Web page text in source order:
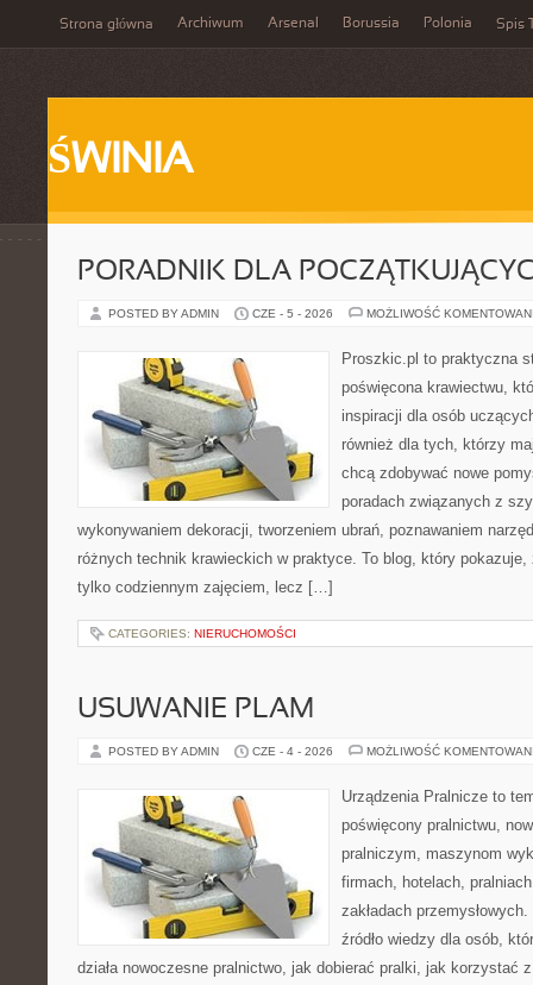
Strona główna Archiwum Arsenal Borussia Polonia Spis
ŚWINIA
PORADNIK DLA
POSTED BY ADMIN CZE - 5 - 2026 MOŻLIWOŚĆ
Proszkic.pl to praktyczna
poświęcona krawiectwu,
inspiracji dla osób
również dla tych, którzy
chcą zdobywać nowe
poradach związanych z
wykonywaniem dekoracji, tworzeniem ubrań, poznawaniem
różnych technik krawieckich w praktyce. To blog, który
tylko codziennym zajęciem, lecz […]
CATEGORIES: NIERUCHOMOŚCI
USUWANIE PLAM
POSTED BY ADMIN CZE - 4 - 2026 MOŻLIWOŚĆ
Urządzenia Pralnicze to
poświęcony pralnictwu,
pralniczym, maszynom
firmach, hotelach,
zakładach
źródło wiedzy dla osób,
działa nowoczesne pralnictwo, jak dobierać pralki, jak korzystać